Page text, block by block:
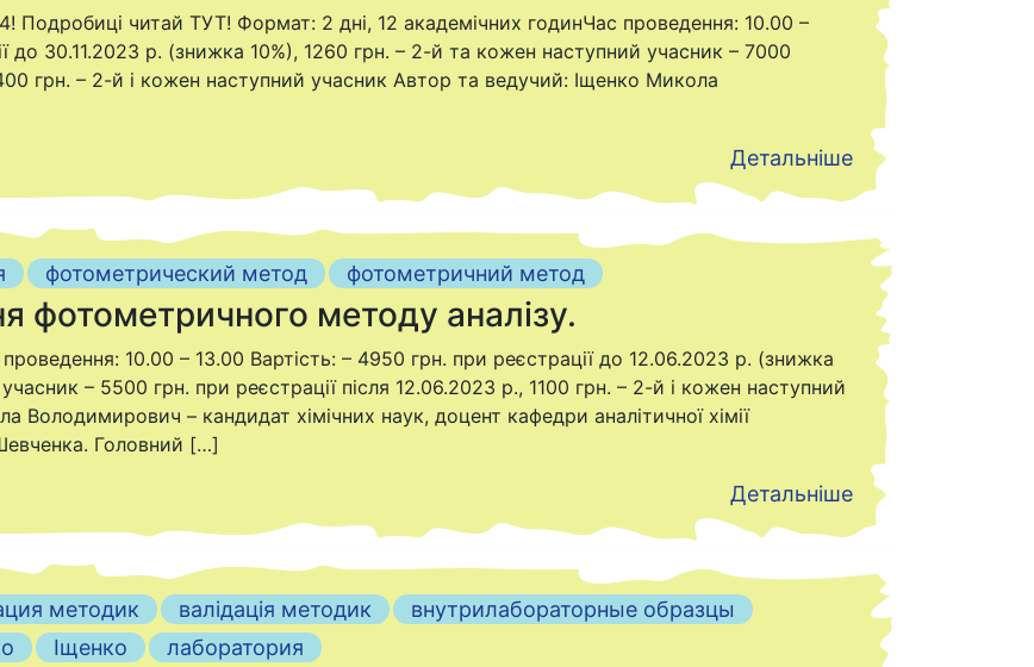
Подробиці читай ТУТ! Формат: 2 дні, 12 академічних годинЧас проведення: 10.00 –
до 30.11.2023 р. (знижка 10%), 1260 грн. – 2-й та кожен наступний учасник – 7000
грн. – 2-й і кожен наступний учасник Автор та ведучий: Іщенко Микола
Детальніше
фотометрический метод фотометричний метод
фотометричного методу аналізу.
10.00 – 13.00 Вартість: – 4950 грн. при реєстрації до 12.06.2023 р. (знижка
– 5500 грн. при реєстрації після 12.06.2023 р., 1100 грн. – 2-й і кожен наступний
– кандидат хімічних наук, доцент кафедри аналітичної хімії
Головний […]
Детальніше
методик валідація методик
внутрилабораторные образцы
Іщенко лаборатория